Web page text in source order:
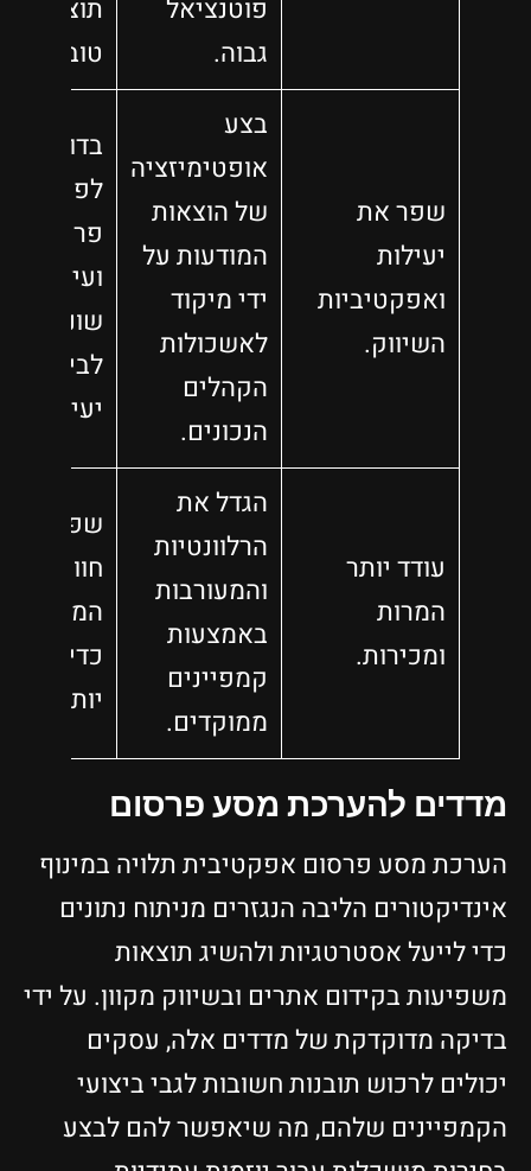
פוטנציאל
גבוה.
תוצאות
טובות
שפר את
יעילות
ואפקטיביות
השיווק.
בצע
אופטימיזציה
של הוצאות
המודעות על
ידי מיקוד
לאשכולות
הקהלים
הנכונים.
בדוק
לפעולה,
פריסות
ועיצובים
שונים
לביצועים
יעילים.
עודד יותר
המרות
ומכירות.
הגדל את
הרלוונטיות
והמעורבות
באמצעות
קמפיינים
ממוקדים.
שפר את
חוויית
כדי לעודד
יותר
מדדים להערכת מסע פרסום
הערכת מסע פרסום אפקטיבית תלויה במינוף
אינדיקטורים הליבה הנגזרים מניתוח נתונים
כדי לייעל אסטרטגיות ולהשיג תוצאות
משפיעות בקידום אתרים ובשיווק מקוון. על ידי
בדיקה מדוקדקת של מדדים אלה, עסקים
יכולים לרכוש תובנות חשובות לגבי ביצועי
הקמפיינים שלהם, מה שיאפשר להם לבצע